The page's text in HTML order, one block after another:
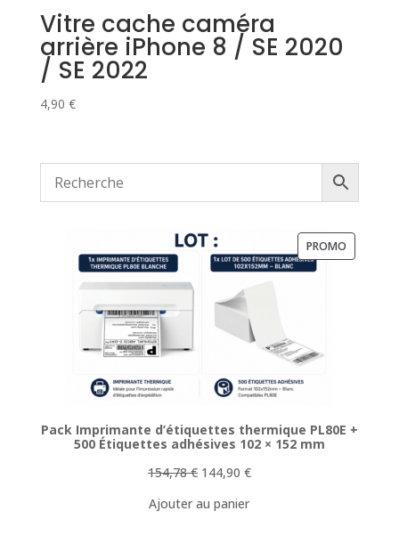
Vitre cache caméra
arrière iPhone 8 / SE 2020
/ SE 2022
4,90 €
PROMO
Pack Imprimante d’étiquettes thermique PL80E +
500 Étiquettes adhésives 102 × 152 mm
154,78€ Le
initial
144,90 €Le
Ajouter au panier